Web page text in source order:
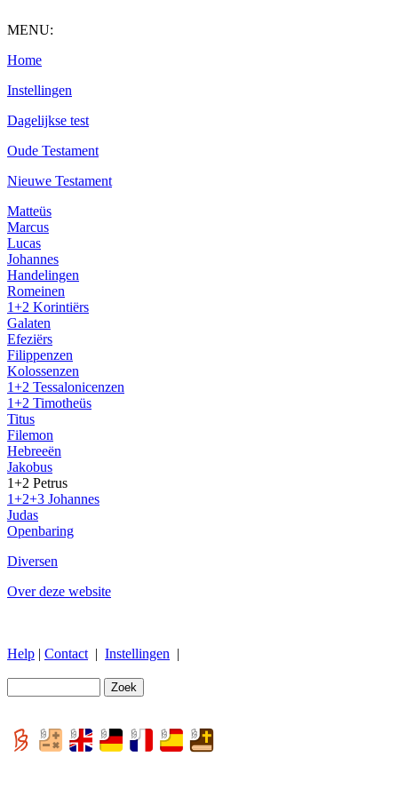
MENU:
Home
Instellingen
Dagelijkse test
Oude Testament
Nieuwe Testament
Matteüs
Marcus
Lucas
Johannes
Handelingen
Romeinen
1+2 Korintiërs
Galaten
Efeziërs
Filippenzen
Kolossenzen
1+2 Tessalonicenzen
1+2 Timotheüs
Titus
Filemon
Hebreeën
Jakobus
1+2 Petrus
1+2+3 Johannes
Judas
Openbaring
Diversen
Over deze website
Help | Contact | Instellingen |